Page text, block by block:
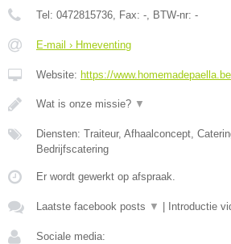
Tel: 0472815736, Fax: -, BTW-nr: -
E-mail › Hmeventing
Website: https://www.homemadepaella.be
Wat is onze missie? ▼
Diensten: Traiteur, Afhaalconcept,
Bedrijfscatering
Er wordt gewerkt op afspraak.
Laatste facebook posts ▼ Introductie
Sociale media: